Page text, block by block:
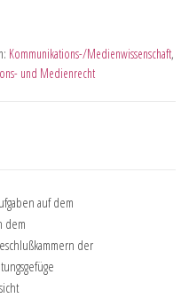
Kommunikations-/Medienwissenschaft,
und Medienrecht
auf dem
dem
der